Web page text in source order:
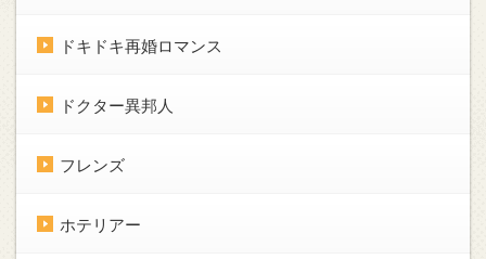
ドキドキ再婚ロマンス
ドクター異邦人
フレンズ
ホテリアー